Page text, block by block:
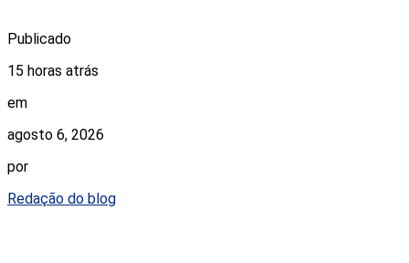
Publicado
15 horas atrás
em
agosto 6, 2026
por
Redação do blog